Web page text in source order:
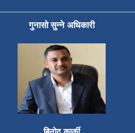
गुनासो सुन्ने अधिकारी